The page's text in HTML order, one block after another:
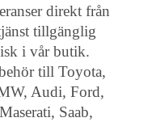
direkt från
tillgänglig
i vår butik.
till Toyota,
Audi, Ford,
Saab,